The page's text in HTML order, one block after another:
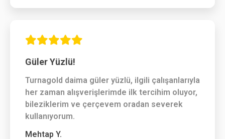
Güler Yüzlü!
Turnagold daima güler yüzlü, ilgili çalışanlarıyla
her zaman alışverişlerimde ilk tercihim oluyor,
bileziklerim ve çerçevem oradan severek
kullanıyorum.
Mehtap Y.